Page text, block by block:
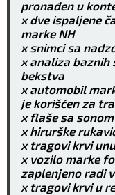
pronađen u
x dve ispaljene
marke NH
x snimci sa
x analiza
bekstva
x automobil
je korišćen za
x flaše sa
x hirurške
x tragovi krvi
x vozilo marke
zaplenjeno radi
x tragovi krvi u